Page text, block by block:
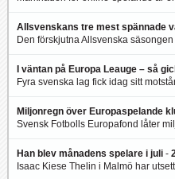
Allsvenskans tre mest spännade
Den förskjutna Allsvenska säsongen
I väntan på Europa Leauge – så
Fyra svenska lag fick idag sitt
Miljonregn över Europaspelande
Svensk Fotbolls Europafond låter
Han blev månadens spelare i juli -
Isaac Kiese Thelin i Malmö har